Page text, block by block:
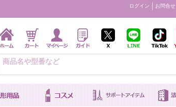
ログイン お問合せ
ラ別おすすめ商品を見る